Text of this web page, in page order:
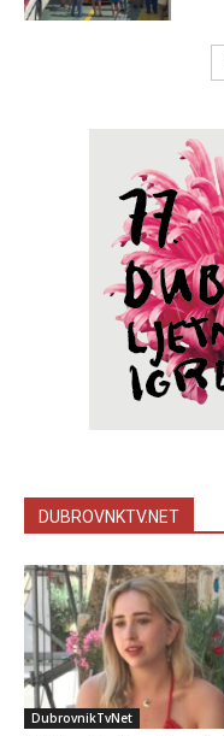
DUBROVNKTV.NET
DubrovnikTvNet